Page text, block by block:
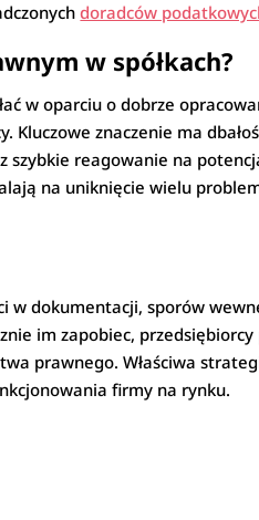
doradców
w spółkach?
w oparciu o dobrze
znaczenie ma
reagowanie na
na uniknięcie wielu
w dokumentacji, sporów
im zapobiec,
prawnego. Właściwa
firmy na rynku.